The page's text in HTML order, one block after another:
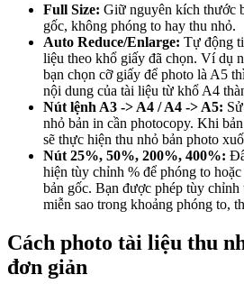
Full Size: Giữ nguyên kích thước
gốc, không phóng to hay thu nhỏ.
Auto Reduce/Enlarge: Tự động
liệu theo khổ giấy đã chọn. Ví dụ
bạn chọn cỡ giấy để photo là A5
nội dung của tài liệu từ khổ A4
Nút lệnh A3 -> A4 / A4 -> A5:
nhỏ bản in cần photocopy. Khi
sẽ thực hiện thu nhỏ bản photo
Nút 25%, 50%, 200%, 400%:
hiện tùy chỉnh % để phóng to
bản gốc. Bạn được phép tùy chỉnh
miễn sao trong khoảng phóng to,
Cách photo tài liệu thu
đơn giản